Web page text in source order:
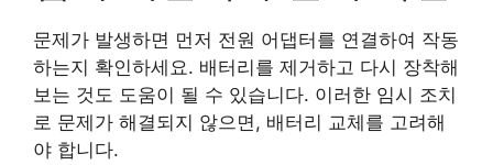
문제가 발생하면 먼저 전원 어댑터를 연결하여 작동
하는지 확인하세요. 배터리를 제거하고 다시 장착해
보는 것도 도움이 될 수 있습니다. 이러한 임시 조치
로 문제가 해결되지 않으면, 배터리 교체를 고려해
야 합니다.